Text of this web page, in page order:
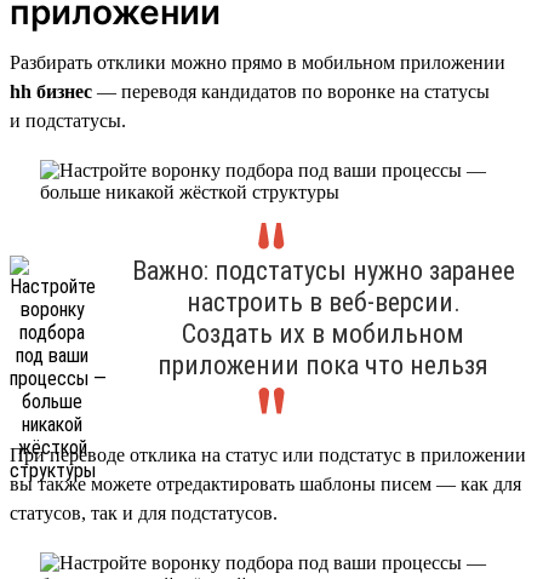
приложении
Разбирать отклики можно прямо в мобильном приложении
hh бизнес — переводя кандидатов по воронке на статусы
и подстатусы.
Важно: подстатусы нужно заранее
настроить в веб-версии.
Создать их в мобильном
приложении пока что нельзя
При переводе отклика на статус или подстатус в приложении
вы также можете отредактировать шаблоны писем — как для
статусов, так и для подстатусов.